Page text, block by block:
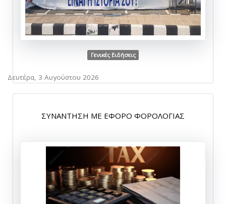
Γενικές Ειδήσεις
Δευτέρα, 3 Αυγούστου 2026
ΣΥΝΑΝΤΗΣΗ ΜΕ ΕΦΟΡΟ ΦΟΡΟΛΟΓΙΑΣ